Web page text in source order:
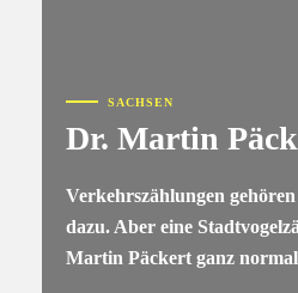
SACHSEN
Dr. Martin
Verkehrszählungen
dazu. Aber eine
Martin Päckert ganz